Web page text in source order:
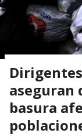
aseguran
basura